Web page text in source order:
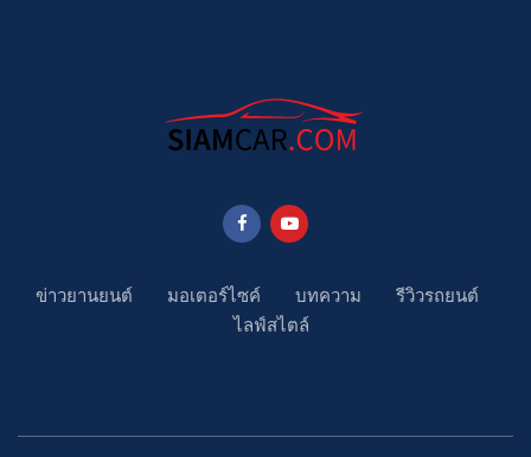
ข่าวยานยนต์ มอเตอร์ไซค์ บทความ
รีวิวรถยนต์
ไลฟ์สไตล์